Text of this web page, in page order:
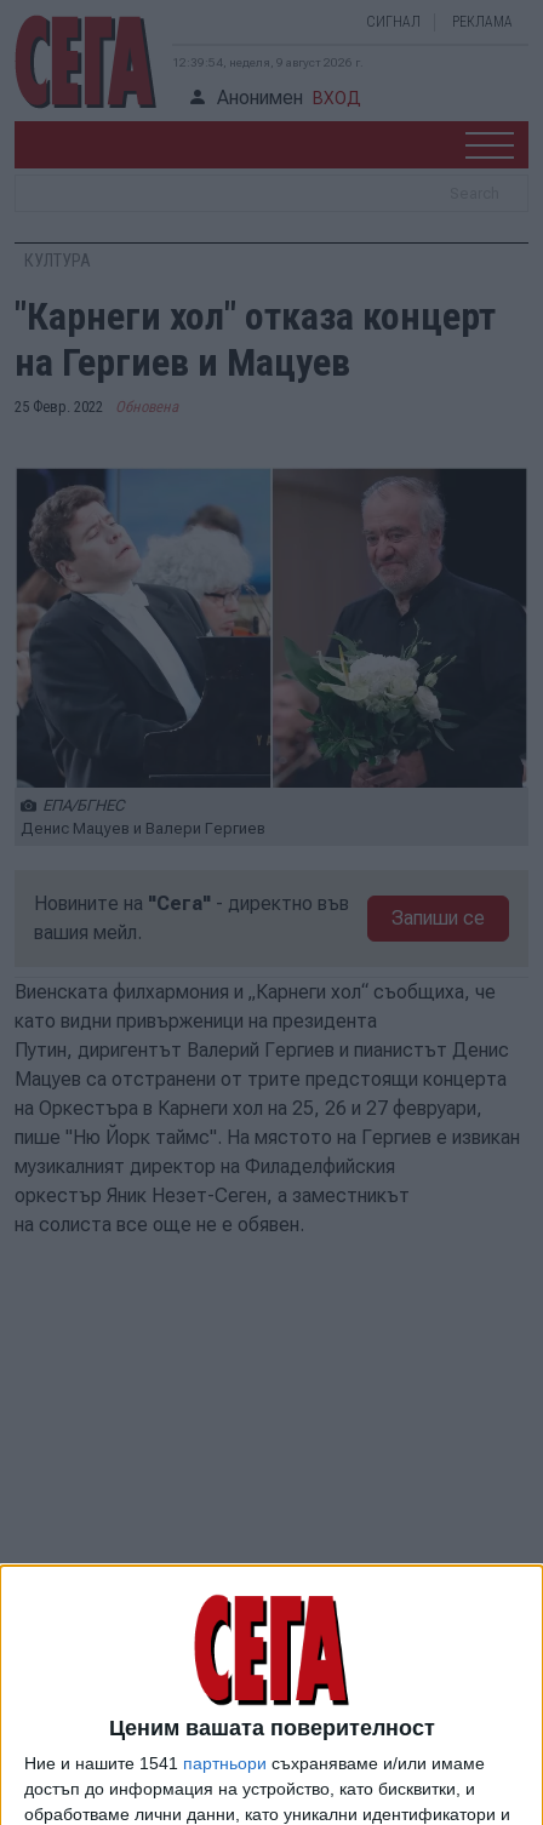
Ценим вашата поверителност
Ние и нашите 1541 партньори съхраняваме и/или имаме
достъп до информация на устройство, като бисквитки, и
обработваме лични данни, като уникални идентификатори и
СИГНАЛ РЕКЛАМА
12:39:54, неделя, 9 август 2026 г.
Анонимен ВХОД
КУЛТУРА
"Карнеги хол" отказа концерт
на Гергиев и Мацуев
25 Февр. 2022 Обновена
ЕПА/БГНЕС
Денис Мацуев и Валери Гергиев
Новините на "Сега" - директно във
вашия мейл.
Запиши се
Виенската филхармония и „Карнеги хол“ съобщиха, че
като видни привърженици на президента
Путин, диригентът Валерий Гергиев и пианистът Денис
Мацуев са отстранени от трите предстоящи концерта
на Оркестъра в Карнеги хол на 25, 26 и 27 февруари,
пише "Ню Йорк таймс". На мястото на Гергиев е извикан
музикалният директор на Филаделфийския
оркестър Яник Незет-Сеген, а заместникът
на солиста все още не е обявен.
филхармонията в залата, започващи от тази вечер, беше
подложен на нарастващи критики заради подкрепата си
за Путин, когото познава от три десетилетия и
многократно е защитавал.
Конкретната причина за отстраняването му от
програмата не бе посочена. Но извънредното решение
прочутият маестро да бъде заменен в последния